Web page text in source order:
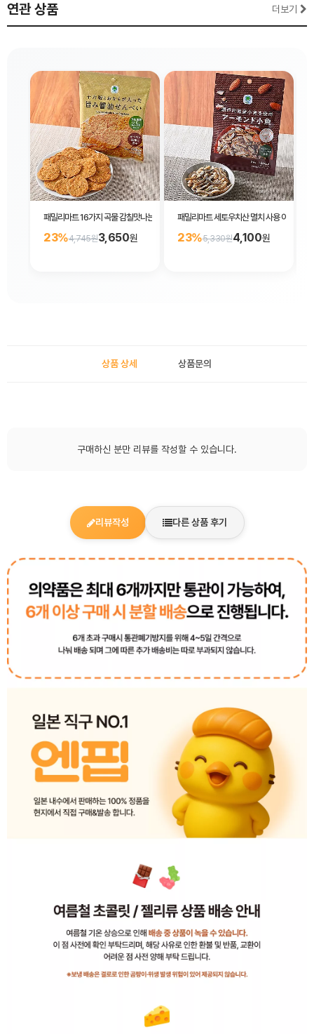
연관 상품 더보기
패밀리마트 16가지 곡물 감칠맛나는 간장 센베이 44g
23%4,745원3,650원
패밀리마트 세토우치산 멸치 사용 아몬드
23%5,330원4,100원
상품 상세 상품문의
구매하신 분만 리뷰를 작성할 수 있습니다.
리뷰작성 다른 상품 후기